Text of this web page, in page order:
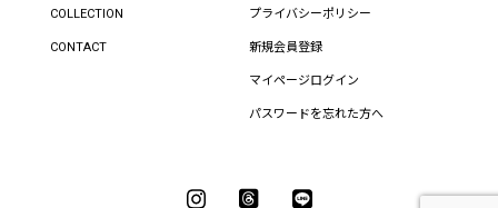
COLLECTION
CONTACT
プライバシーポリシー
新規会員登録
マイページログイン
パスワードを忘れた方へ